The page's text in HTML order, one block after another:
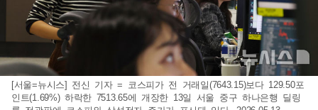
[서울=뉴시스] 전신 기자 = 코스피가 전 거래일(7643.15)보다 129.50포
인트(1.69%) 하락한 7513.65에 개장한 13일 서울 중구 하나은행 딜링